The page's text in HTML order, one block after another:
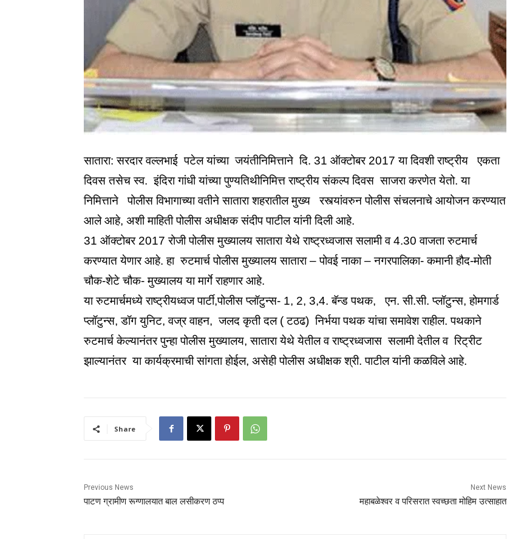
सातारा: सरदार वल्लभाई पटेल यांच्या जयंतीनिमित्ताने दि. 31 ऑक्टोबर 2017 या दिवशी राष्ट्रीय एकता
दिवस तसेच स्व. इंदिरा गांधी यांच्या पुण्यतिथीनिमित्त राष्ट्रीय संकल्प दिवस साजरा करणेत येतो. या
निमित्ताने पोलीस विभागाच्या वतीने सातारा शहरातील मुख्य रस्त्यांवरुन पोलीस संचलनाचे आयोजन करण्यात
आले आहे, अशी माहिती पोलीस अधीक्षक संदीप पाटील यांनी दिली आहे.
31 ऑक्टोबर 2017 रोजी पोलीस मुख्यालय सातारा येथे राष्ट्रध्वजास सलामी व 4.30 वाजता रुटमार्च
करण्यात येणार आहे. हा रुटमार्च पोलीस मुख्यालय सातारा – पोवई नाका – नगरपालिका- कमानी हौद-मोती
चौक-शेटे चौक- मुख्यालय या मार्गे राहणार आहे.
या रुटमार्चमध्ये राष्ट्रीयध्वज पार्टी,पोलीस प्लॉटुन्स- 1, 2, 3,4. बॅन्ड पथक, एन. सी.सी. प्लॉटुन्स, होमगार्ड
प्लॉटुन्स, डॉग युनिट, वज्र वाहन, जलद कृती दल ( टठढ) निर्भया पथक यांचा समावेश राहील. पथकाने
रुटमार्च केल्यानंतर पुन्हा पोलीस मुख्यालय, सातारा येथे येतील व राष्ट्रध्वजास सलामी देतील व रिट्रीट
झाल्यानंतर या कार्यक्रमाची सांगता होईल, असेही पोलीस अधीक्षक श्री. पाटील यांनी कळविले आहे.
Share
Previous News
पाटण ग्रामीण रूग्णालयात बाल लसीकरण ठप्प
Next News
महाबळेश्वर व परिसरात स्वच्छता मोहिम उत्साहात